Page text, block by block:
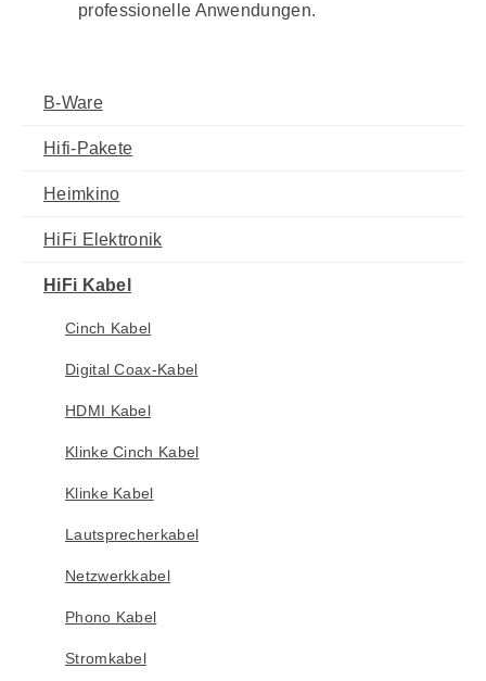
professionelle Anwendungen.
B-Ware
Hifi-Pakete
Heimkino
HiFi Elektronik
HiFi Kabel
Cinch Kabel
Digital Coax-Kabel
HDMI Kabel
Klinke Cinch Kabel
Klinke Kabel
Lautsprecherkabel
Netzwerkkabel
Phono Kabel
Stromkabel